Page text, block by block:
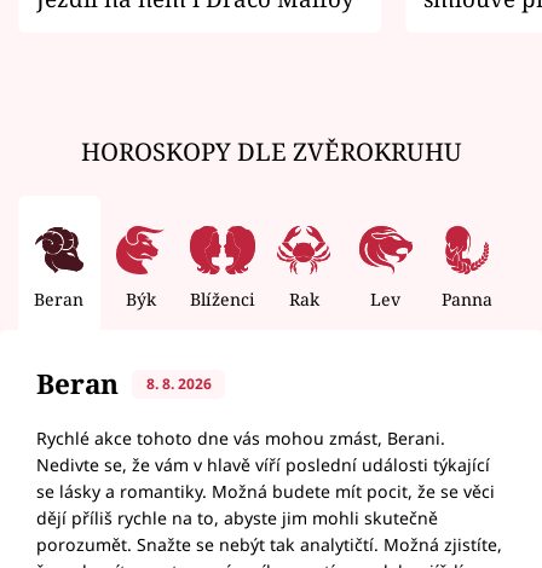
HOROSKOPY DLE ZVĚROKRUHU
Beran Býk Blíženci Rak Lev Panna
Beran 8. 8. 2026
Rychlé akce tohoto dne vás mohou zmást, Berani.
Nedivte se, že vám v hlavě víří poslední události týkající
se lásky a romantiky. Možná budete mít pocit, že se věci
dějí příliš rychle na to, abyste jim mohli skutečně
porozumět. Snažte se nebýt tak analytičtí. Možná zjistíte,